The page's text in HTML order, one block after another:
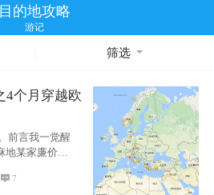
目的地攻略
游记
筛选
4个月穿越欧
前言我一觉醒
地某家廉价宾
7